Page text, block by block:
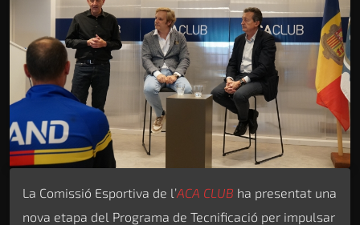
La Comissió Esportiva de l’ACA CLUB ha presentat una
nova etapa del Programa de Tecnificació per impulsar